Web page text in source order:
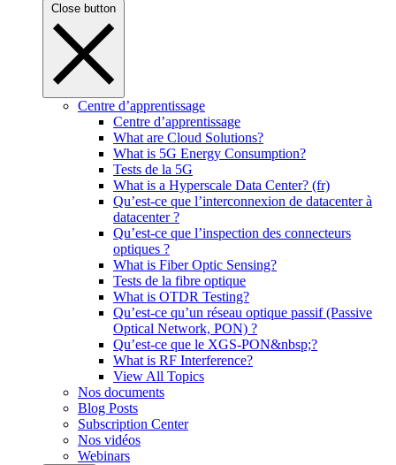
Close button
Centre d’apprentissage
Centre d’apprentissage
What are Cloud Solutions?
What is 5G Energy Consumption?
Tests de la 5G
What is a Hyperscale Data Center? (fr)
Qu’est-ce que l’interconnexion de datacenter à
datacenter ?
Qu’est-ce que l’inspection des connecteurs
optiques ?
What is Fiber Optic Sensing?
Tests de la fibre optique
What is OTDR Testing?
Qu’est-ce qu’un réseau optique passif (Passive
Optical Network, PON) ?
Qu’est-ce que le XGS-PON&nbsp;?
What is RF Interference?
View All Topics
Nos documents
Blog Posts
Subscription Center
Nos vidéos
Webinars